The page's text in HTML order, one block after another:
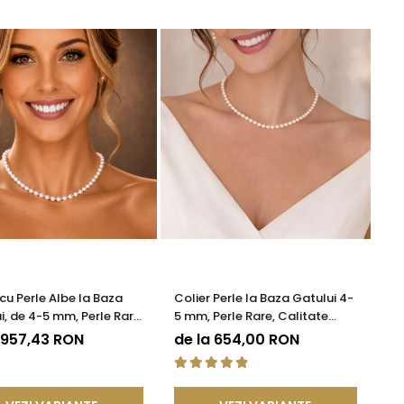
Perle Albe la Baza
de 4-5 mm, Perle Rare,
AAA+, Aur 14K |
RON
Colier Perle la Baza Gatului 4-
5 mm, Perle Rare, Calitate
AAA+, Argint 925 | KASKADDA®
de la 654,00 RON